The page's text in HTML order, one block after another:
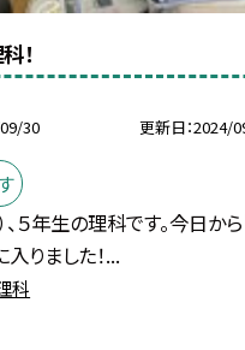
！
30 更新日 2024/
、５年生の理科です。今日か
りました！...
科